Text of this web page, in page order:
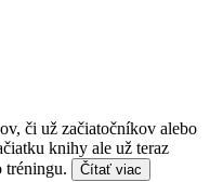
či už začiatočníkov alebo
knihy ale už teraz
tréningu.
Čítať viac